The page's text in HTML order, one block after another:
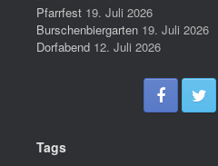
Pfarrfest 19. Juli 2026
Burschenbiergarten 19. Juli 2026
Dorfabend 12. Juli 2026
Tags